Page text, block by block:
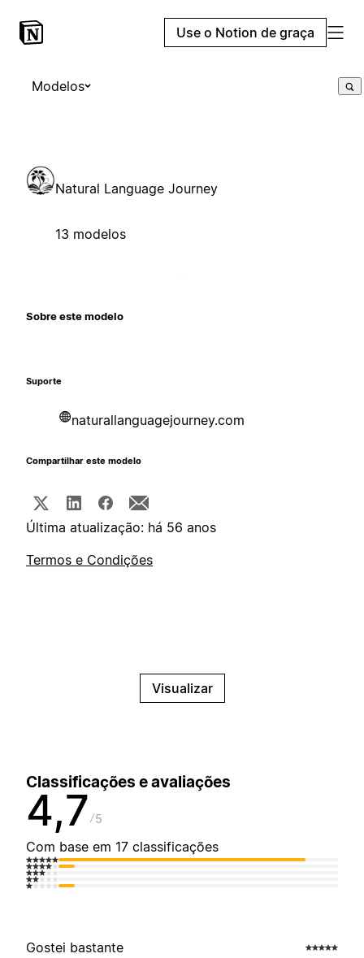
Use o Notion de graça
Modelos
Natural Language Journey
13 modelos
Sobre este modelo
Suporte
naturallanguagejourney.com
Compartilhar este modelo
Última atualização: há 56 anos
Termos e Condições
Visualizar
Classificações e avaliações
4,7 5
Com base em 17 classificações
Gostei bastante